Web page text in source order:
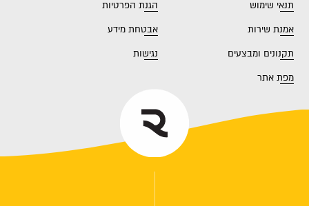
תנאי שימוש
הגנת הפרטיות
אמנת שירות
אבטחת מידע
תקנונים ומבצעים
נגישות
מפת אתר